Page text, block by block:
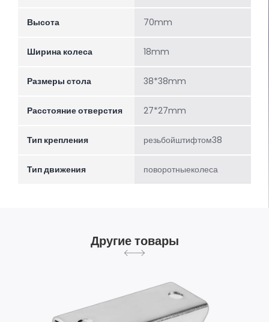
Высота 70mm
Ширина колеса 18mm
Размеры стола 38*38mm
Расстояние отверстия 27*27mm
Тип крепления резьбойштифтом38
Тип движения поворотныеколеса
Другие товары